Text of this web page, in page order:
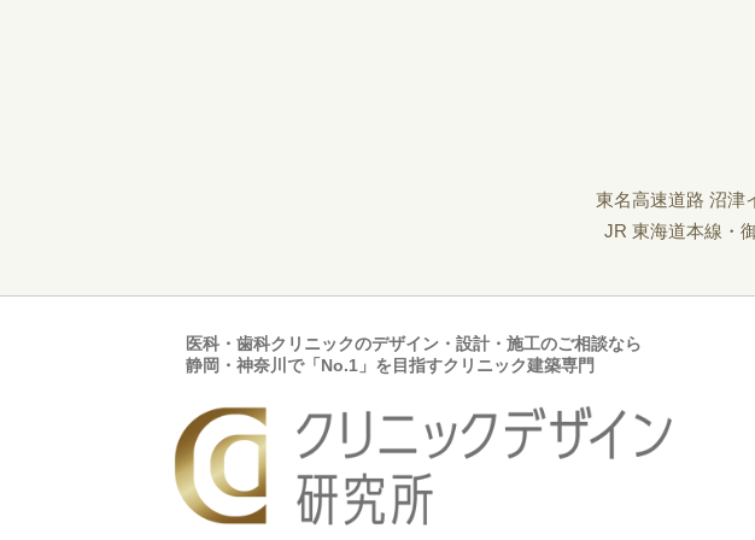
東名高速道路 沼津
JR 東海道本線・
医科・歯科クリニックのデザイン・設計・施工のご相談なら
静岡・神奈川で「No.1」を目指すクリニック建築専門